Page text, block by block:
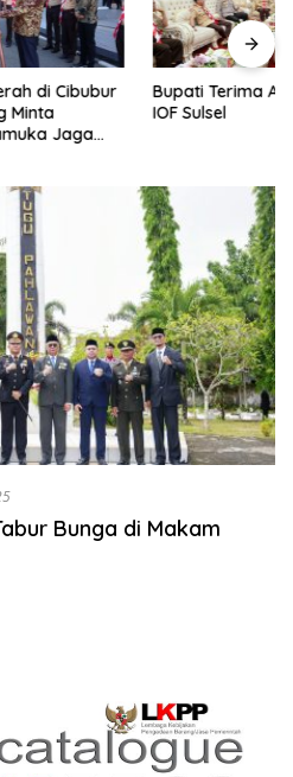
Bupati Terima Audiensi Ketua
IOF Sulsel
Bunga di Makam